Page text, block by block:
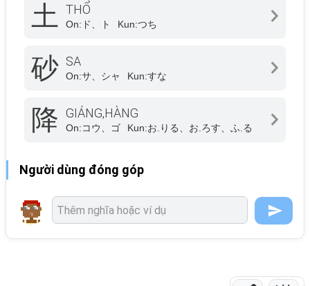
土 THỔ
On: ド、ト Kun:つち
砂 SA
On:サ、シャ Kun:すな
降 GIÁNG,HÀNG
On:コウ、ゴ Kun:お.りる、お.ろす、ふ.る
Người dùng đóng góp